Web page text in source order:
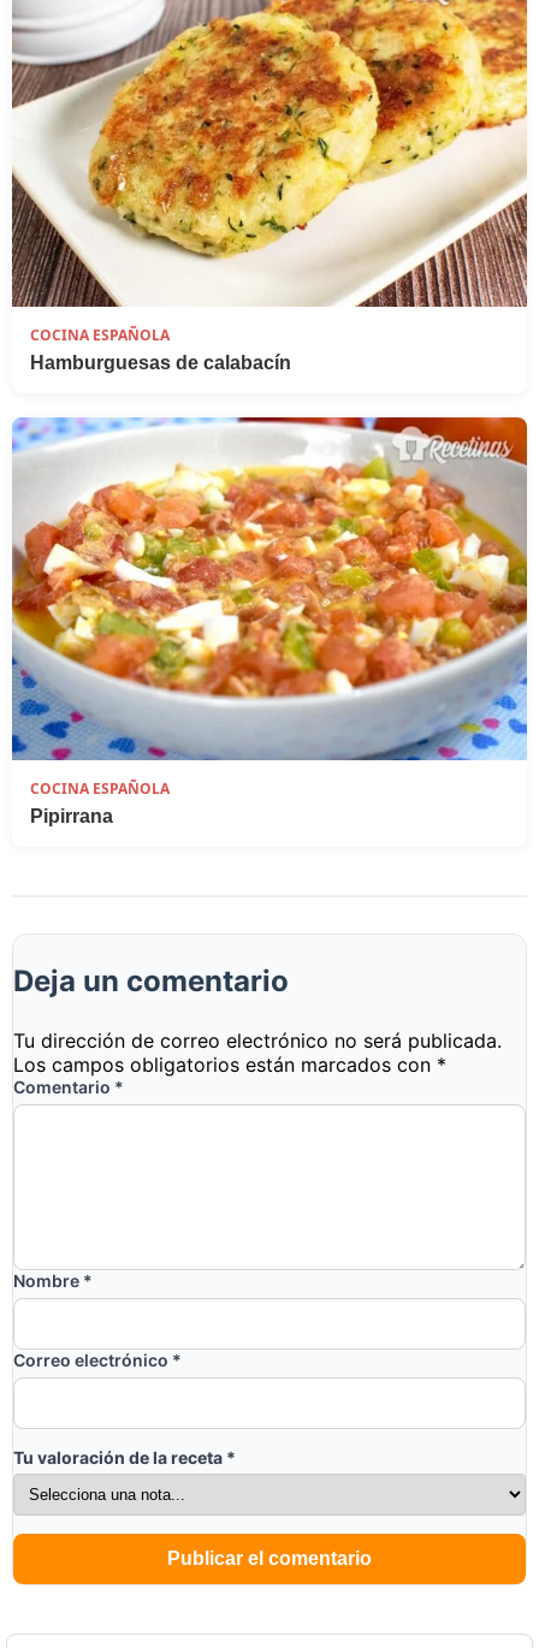
COCINA ESPAÑOLA
Hamburguesas de calabacín
COCINA ESPAÑOLA
Pipirrana
Deja un comentario
Tu dirección de correo electrónico no será publicada.
Los campos obligatorios están marcados con *
Comentario *
Nombre *
Correo electrónico *
Tu valoración de la receta *